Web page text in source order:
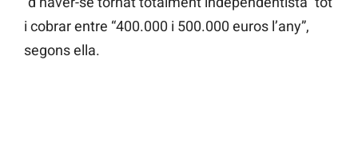
i cobrar entre “400.000 i 500.000 euros l’any”,
segons ella.